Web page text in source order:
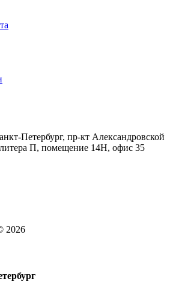
Петербург, пр-кт Александровской
П, помещение 14Н, офис 35
2026